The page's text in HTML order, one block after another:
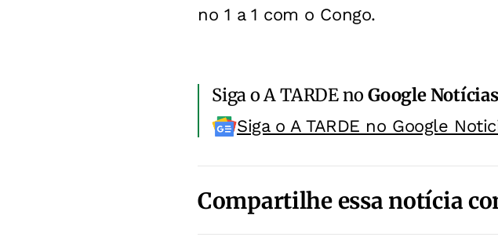
no 1 a 1 com o Congo.
Siga o A TARDE noGoogle Notícias
Siga o A TARDE no Google
Compartilhe essa notícia